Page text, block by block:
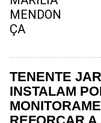
valor
TENENTE
INSTALAM